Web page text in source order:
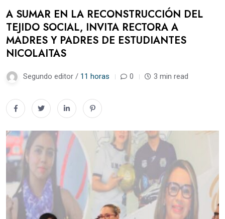
A SUMAR EN LA RECONSTRUCCIÓN DEL
TEJIDO SOCIAL, INVITA RECTORA A
MADRES Y PADRES DE ESTUDIANTES
NICOLAITAS
Segundo editor / 11 horas 0 3 min read